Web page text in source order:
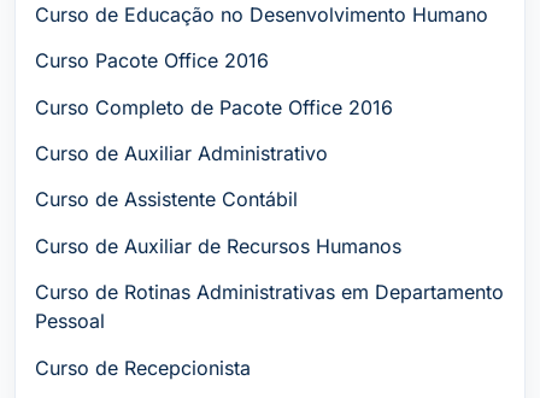
Curso de Educação no Desenvolvimento Humano
Curso Pacote Office 2016
Curso Completo de Pacote Office 2016
Curso de Auxiliar Administrativo
Curso de Assistente Contábil
Curso de Auxiliar de Recursos Humanos
Curso de Rotinas Administrativas em Departamento
Pessoal
Curso de Recepcionista